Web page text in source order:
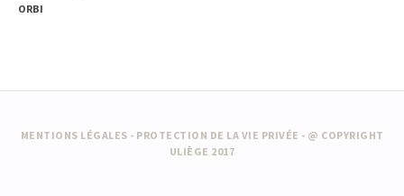
ORBI
MENTIONS LÉGALES - PROTECTION DE LA VIE PRIVÉE - @ COPYRIGHT
ULIÈGE 2017